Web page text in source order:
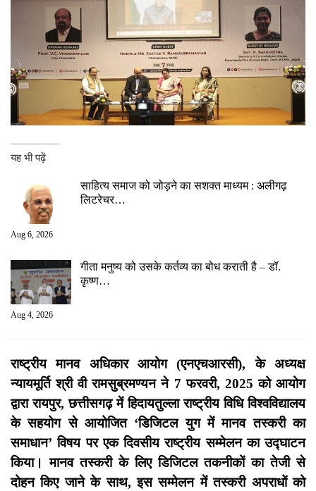
यह भी पढ़ें
साहित्य समाज को जोड़ने का सशक्त माध्यम : अलीगढ़
लिटरेचर…
Aug 6, 2026
गीता मनुष्य को उसके कर्तव्य का बोध कराती है – डॉ.
कृष्ण…
Aug 4, 2026
राष्ट्रीय मानव अधिकार आयोग (एनएचआरसी), के अध्यक्ष
न्यायमूर्ति श्री वी रामसुब्रमण्यन ने 7 फरवरी, 2025 को आयोग
द्वारा रायपुर, छत्तीसगढ़ में हिदायतुल्ला राष्ट्रीय विधि विश्वविद्यालय
के सहयोग से आयोजित ‘डिजिटल युग में मानव तस्करी का
समाधान’ विषय पर एक दिवसीय राष्ट्रीय सम्मेलन का उद्घाटन
किया। मानव तस्करी के लिए डिजिटल तकनीकों का तेजी से
दोहन किए जाने के साथ, इस सम्मेलन में तस्करी अपराधों को